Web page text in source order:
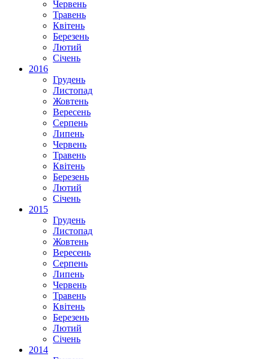
Червень
Травень
Квітень
Березень
Лютий
Січень
2016
Грудень
Листопад
Жовтень
Вересень
Серпень
Липень
Червень
Травень
Квітень
Березень
Лютий
Січень
2015
Грудень
Листопад
Жовтень
Вересень
Серпень
Липень
Червень
Травень
Квітень
Березень
Лютий
Січень
2014